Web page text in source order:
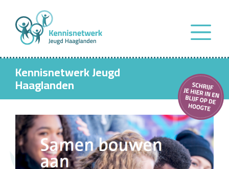
Kennisnetwerk Jeugd
Haaglanden